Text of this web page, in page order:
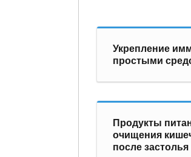
Укрепление
простыми
Продукты
очищения
после застолья